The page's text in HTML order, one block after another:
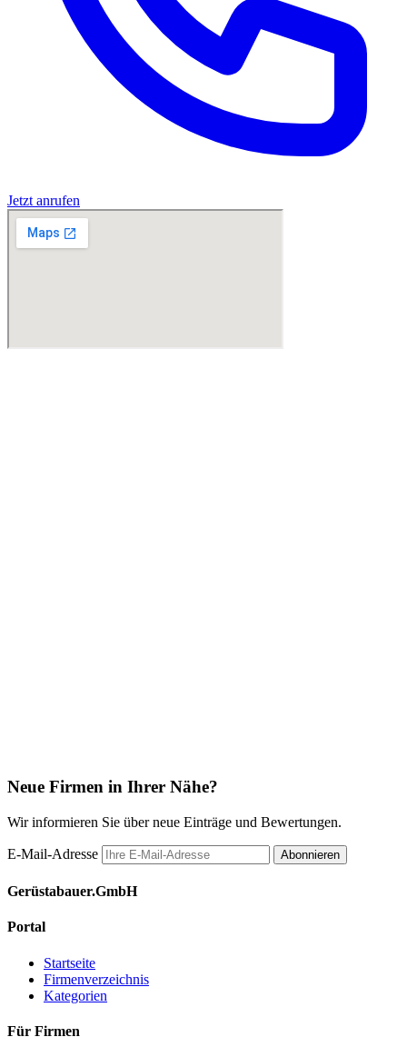
Jetzt anrufen
Neue Firmen in Ihrer Nähe?
Wir informieren Sie über neue Einträge und Bewertungen.
E-Mail-Adresse Abonnieren
Gerüstabauer.GmbH
Portal
Startseite
Firmenverzeichnis
Kategorien
Für Firmen